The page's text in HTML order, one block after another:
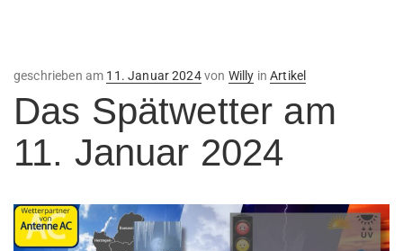
geschrieben am Veröffentlicht
am
11. Januar 2024von Willy inArtikel
Das Spätwetter am
11. Januar 2024